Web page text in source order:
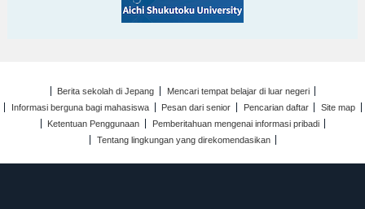
Berita sekolah di Jepang
Mencari tempat belajar di luar negeri
Informasi berguna bagi mahasiswa
Pesan dari senior Pencarian daftar
Site map
Ketentuan Penggunaan
Pemberitahuan mengenai informasi pribadi
Tentang lingkungan yang direkomendasikan